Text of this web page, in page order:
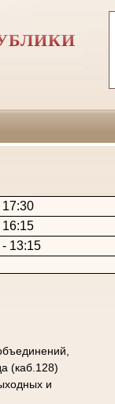
17:30
16:15
13:15
(каб.128)
и